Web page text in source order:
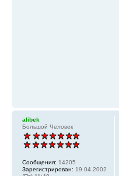
alibek
Большой Человек
Сообщения: 14205
Зарегистрирован: 19.04.2002